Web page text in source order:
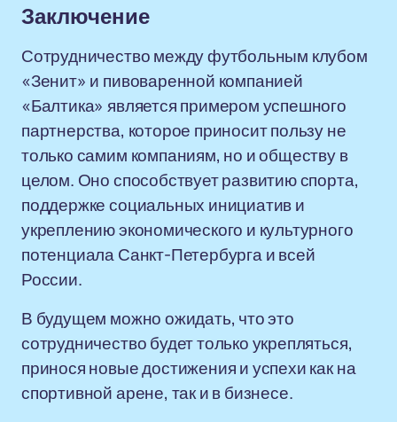
Заключение
Сотрудничество между футбольным клубом
«Зенит» и пивоваренной компанией
«Балтика» является примером успешного
партнерства, которое приносит пользу не
только самим компаниям, но и обществу в
целом. Оно способствует развитию спорта,
поддержке социальных инициатив и
укреплению экономического и культурного
потенциала Санкт-Петербурга и всей
России.
В будущем можно ожидать, что это
сотрудничество будет только укрепляться,
принося новые достижения и успехи как на
спортивной арене, так и в бизнесе.